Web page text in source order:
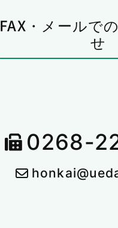
FAX・メールで
せ
0268-